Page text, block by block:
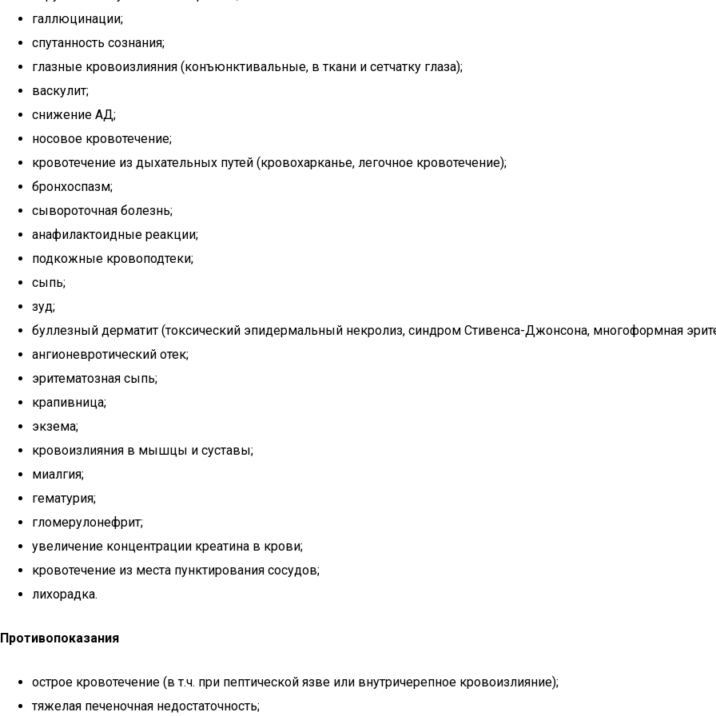
галлюцинации;
спутанность сознания;
глазные кровоизлияния (конъюнктивальные, в ткани и сетчатку глаза);
васкулит;
снижение АД;
носовое кровотечение;
кровотечение из дыхательных путей (кровохарканье, легочное кровотечение);
бронхоспазм;
сывороточная болезнь;
анафилактоидные реакции;
подкожные кровоподтеки;
сыпь;
зуд;
буллезный дерматит (токсический эпидермальный некролиз, синдром Стивенса-Джонсона, многоформная
ангионевротический отек;
эритематозная сыпь;
крапивница;
экзема;
кровоизлияния в мышцы и суставы;
миалгия;
гематурия;
гломерулонефрит;
увеличение концентрации креатина в крови;
кровотечение из места пунктирования сосудов;
лихорадка.
Противопоказания
острое кровотечение (в т.ч. при пептической язве или внутричерепное кровоизлияние);
тяжелая печеночная недостаточность;